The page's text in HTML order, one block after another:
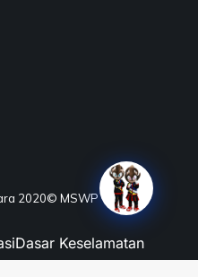
2020© MSWP
Dasar Keselamatan